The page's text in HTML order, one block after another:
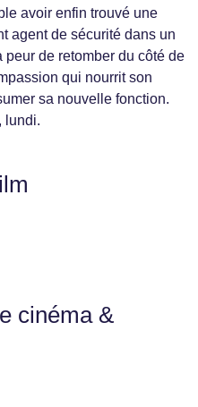
avoir enfin trouvé une
agent de sécurité dans un
de retomber du côté de
qui nourrit son
sa nouvelle fonction.
lundi.
cinéma &